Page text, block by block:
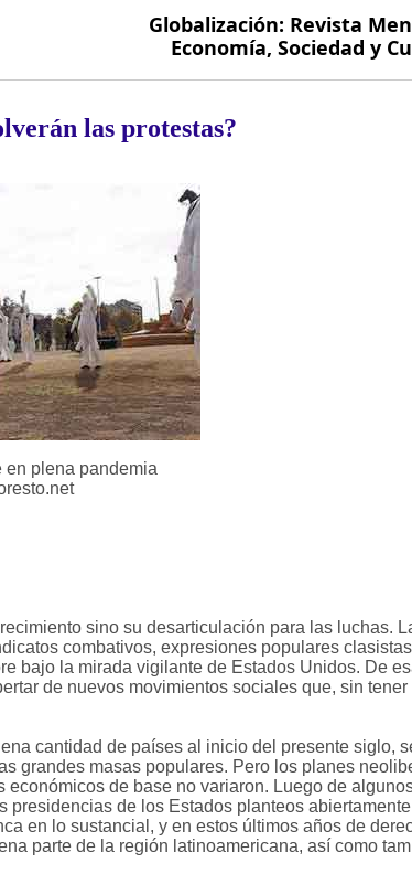
Globalización: Revista
Economía, Sociedad y
las protestas?
en plena pandemia
sino su desarticulación para las luchas.
combativos, expresiones populares
bajo la mirada vigilante de Estados Unidos. De
de nuevos movimientos sociales que, sin
cantidad de países al inicio del presente siglo,
grandes masas populares. Pero los planes
de base no variaron. Luego de
presidencias de los Estados planteos
en lo sustancial, y en estos últimos años de
parte de la región latinoamericana, así como